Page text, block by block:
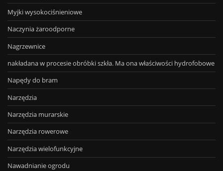
Myjki wysokociśnieniowe
Naczynia żaroodporne
Nagrzewnice
nakładana w procesie obróbki szkła. Ma ona właściwości hydrofobowe
Napędy do bram
Narzędzia
Narzędzia murarskie
Narzędzia rowerowe
Narzędzia wielofunkcyjne
Nawadnianie ogrodu